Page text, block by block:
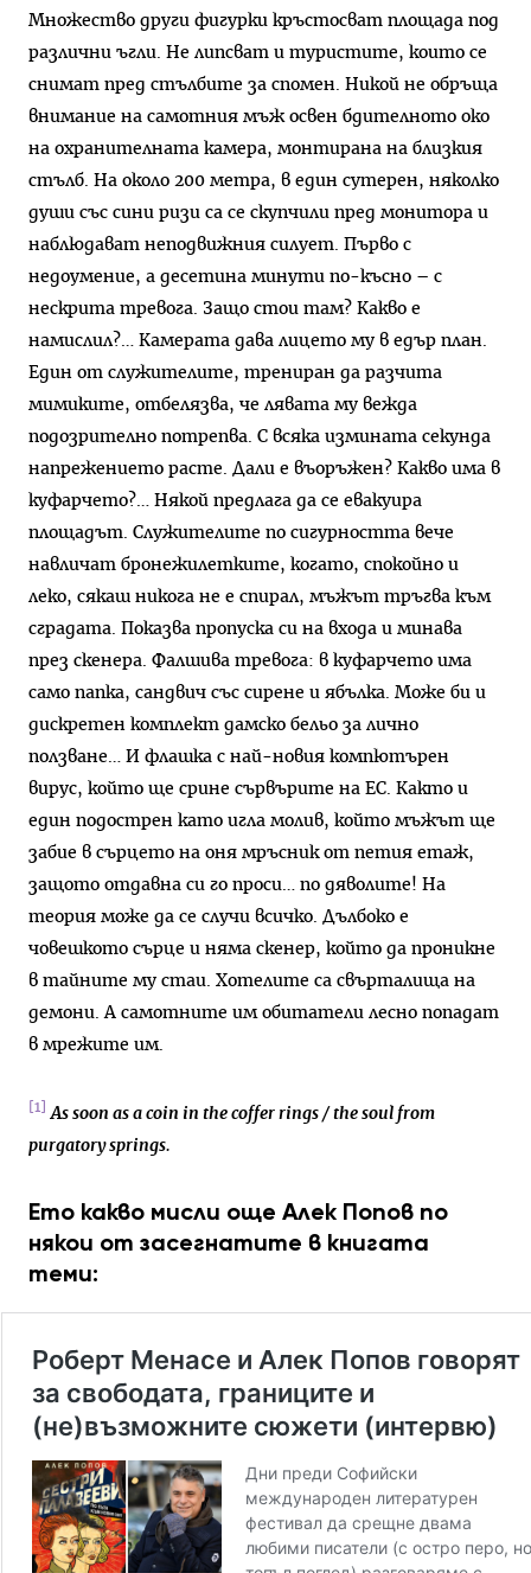
Множество други фигурки кръстосват площада под
различни ъгли. Не липсват и туристите, които се
снимат пред стълбите за спомен. Никой не обръща
внимание на самотния мъж освен бдителното око
на охранителната камера, монтирана на близкия
стълб. На около 200 метра, в един сутерен, няколко
души със сини ризи са се скупчили пред монитора и
наблюдават неподвижния силует. Първо с
недоумение, а десетина минути по-късно – с
нескрита тревога. Защо стои там? Какво е
намислил?… Камерата дава лицето му в едър план.
Един от служителите, трениран да разчита
мимиките, отбелязва, че лявата му вежда
подозрително потрепва. С всяка измината секунда
напрежението расте. Дали е въоръжен? Какво има в
куфарчето?… Някой предлага да се евакуира
площадът. Служителите по сигурността вече
навличат бронежилетките, когато, спокойно и
леко, сякаш никога не е спирал, мъжът тръгва към
сградата. Показва пропуска си на входа и минава
през скенера. Фалшива тревога: в куфарчето има
само папка, сандвич със сирене и ябълка. Може би и
дискретен комплект дамско бельо за лично
ползване… И флашка с най-новия компютърен
вирус, който ще срине сървърите на ЕС. Както и
един подострен като игла молив, който мъжът ще
забие в сърцето на оня мръсник от петия етаж,
защото отдавна си го проси… по дяволите! На
теория може да се случи всичко. Дълбоко е
човешкото сърце и няма скенер, който да проникне
в тайните му стаи. Хотелите са свърталища на
демони. А самотните им обитатели лесно попадат
в мрежите им.
[1]
As soon as a coin in the coffer rings / the soul from
purgatory springs.
Ето какво мисли още Алек Попов по
някои от засегнатите в книгата
теми: